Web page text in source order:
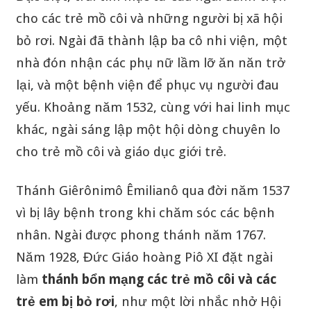
cho các trẻ mồ côi và những người bị xã hội
bỏ rơi. Ngài đã thành lập ba cô nhi viện, một
nhà đón nhận các phụ nữ lầm lỡ ăn năn trở
lại, và một bệnh viện để phục vụ người đau
yếu. Khoảng năm 1532, cùng với hai linh mục
khác, ngài sáng lập một hội dòng chuyên lo
cho trẻ mồ côi và giáo dục giới trẻ.
Thánh Giêrônimô Êmilianô qua đời năm 1537
vì bị lây bệnh trong khi chăm sóc các bệnh
nhân. Ngài được phong thánh năm 1767.
Năm 1928, Đức Giáo hoàng Piô XI đặt ngài
làm thánh bổn mạng các trẻ mồ côi và các
trẻ em bị bỏ rơi, như một lời nhắc nhở Hội